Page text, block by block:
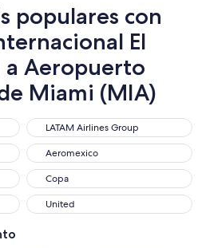
populares con
El
a Aeropuerto
Miami (MIA)
LATAM Airlines Group
LATAM Airlines Group
Aeromexico
Aeromexico
Copa
Copa
United
United